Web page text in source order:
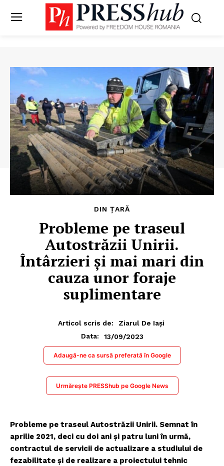
DIN ȚARĂ
Probleme pe traseul
Autostrăzii Unirii.
Întârzieri și mai mari din
cauza unor foraje
suplimentare
Articol scris de:
Ziarul De Iași
Data:
13/09/2023
Adaugă-ne ca sursă preferată în Google
Urmărește PRESShub pe Google News
Probleme pe traseul Autostrăzii Unirii. Semnat în
aprilie 2021, deci cu doi ani şi patru luni în urmă,
contractul de servicii de actualizare a studiului de
fezabilitate şi de realizare a proiectului tehnic